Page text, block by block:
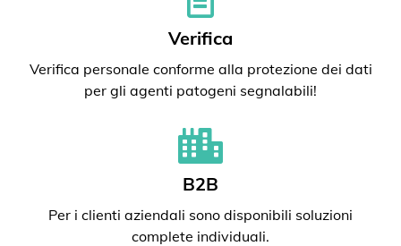
Verifica
Verifica personale conforme alla protezione dei dati
per gli agenti patogeni segnalabili!
B2B
Per i clienti aziendali sono disponibili soluzioni
complete individuali.